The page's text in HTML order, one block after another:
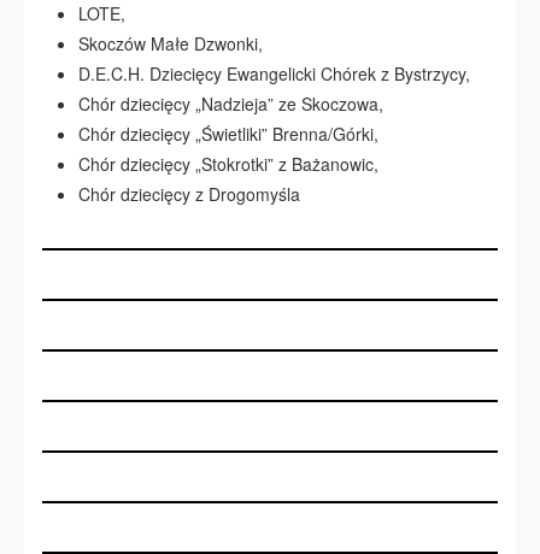
LOTE,
Skoczów Małe Dzwonki,
D.E.C.H. Dziecięcy Ewangelicki Chórek z Bystrzycy,
Chór dziecięcy „Nadzieja” ze Skoczowa,
Chór dziecięcy „Świetliki” Brenna/Górki,
Chór dziecięcy „Stokrotki” z Bażanowic,
Chór dziecięcy z Drogomyśla